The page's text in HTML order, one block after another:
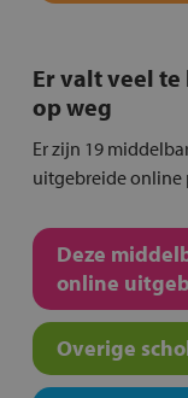
Er valt veel
op weg
Er zijn 19
uitgebreide online
Deze
online
Overige